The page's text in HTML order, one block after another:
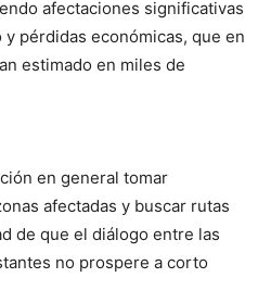
afectaciones significativas
pérdidas económicas, que en
estimado en miles de
en general tomar
afectadas y buscar rutas
de que el diálogo entre las
no prospere a corto